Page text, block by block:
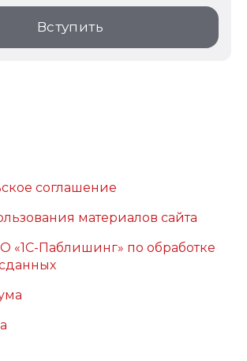
Вступить
соглашение
материалов сайта
«1С-Паблишинг» по обработке